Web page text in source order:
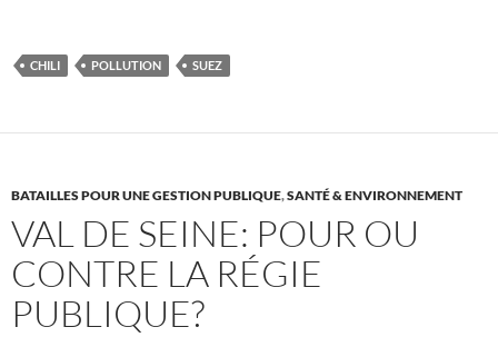
CHILI POLLUTION SUEZ
BATAILLES POUR UNE GESTION PUBLIQUE,SANTÉ & ENVIRONNEMENT
VAL DE SEINE: POUR OU
CONTRE LA RÉGIE
PUBLIQUE?